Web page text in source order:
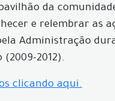
da
e relembrar as
Administração
2012).
clicando aqui.